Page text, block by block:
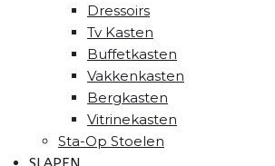
Dressoirs
Tv Kasten
Buffetkasten
Vakkenkasten
Bergkasten
Vitrinekasten
Sta-Op Stoelen